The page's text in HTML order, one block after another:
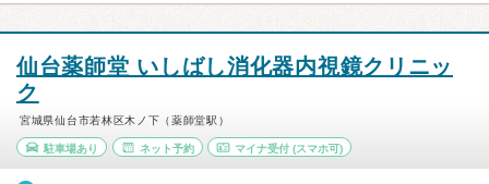
仙台薬師堂 いしばし消化器内視鏡クリニッ
ク
宮城県仙台市若林区木ノ下（薬師堂駅）
駐車場あり ネット予約 マイナ受付 (スマホ可)